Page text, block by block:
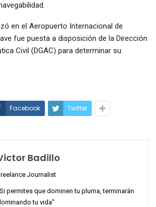
en el Aeropuerto Internacional de
fue puesta a disposición de la Dirección
Civil (DGAC) para determinar su
Facebook Twitter
Badillo
Journalist
permites que dominen tu pluma, terminarán
tu vida”